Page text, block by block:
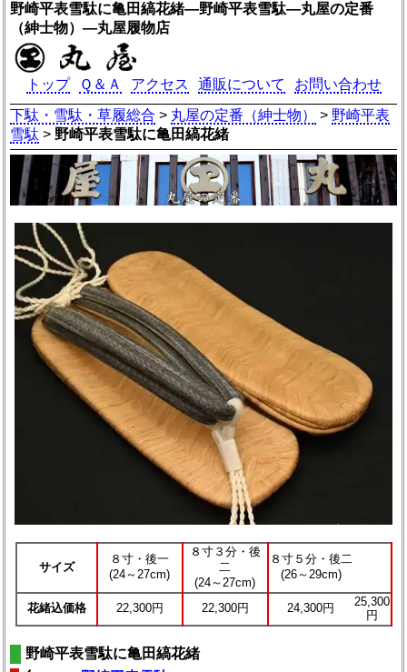
野崎平表雪駄に亀田縞花緒―野崎平表雪駄―丸屋の定番
（紳士物）―丸屋履物店
トップ Ｑ＆Ａ アクセス 通販について
お問い合わせ
下駄・雪駄・草履総合 > 丸屋の定番（紳士物） > 野崎平表
雪駄 > 野崎平表雪駄に亀田縞花緒
サイズ
８寸・後一
(24～27cm)
８寸３分・後
二
(24～27cm)
８寸５分・後二
(26～29cm)
花緒込価格 22,300円 22,300円 24,300円
25,300
円
野崎平表雪駄に亀田縞花緒